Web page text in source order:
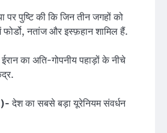
पर पुष्टि की कि जिन तीन जगहों को
फोर्डो, नतांज और इस्फ़हान शामिल हैं.
का अति-गोपनीय पहाड़ों के नीचे
देश का सबसे बड़ा यूरेनियम संवर्धन